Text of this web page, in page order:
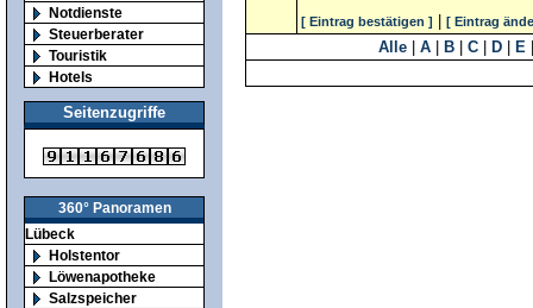
Notdienste
Steuerberater
Touristik
Hotels
Seitenzugriffe
360° Panoramen
Lübeck
Holstentor
Löwenapotheke
Salzspeicher
[ Eintrag bestätigen ] [ Eintrag
Alle A B C D E